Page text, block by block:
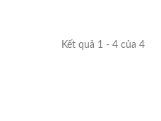
Kết quả 1 - 4 của 4